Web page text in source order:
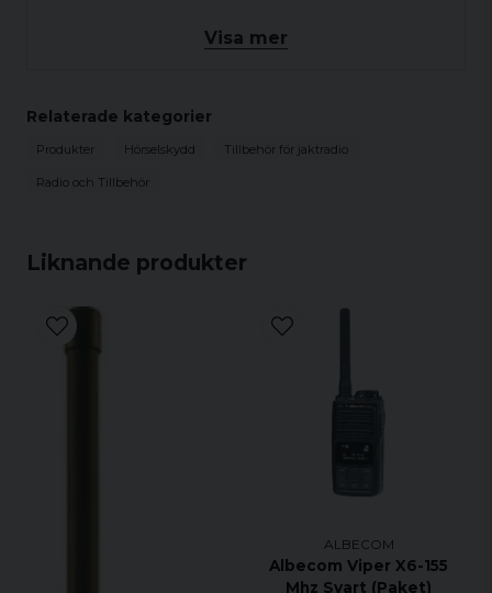
Liknande produkter
ALBECOM
Albecom Viper X6-155
Mhz Svart (Paket)
Visa mer
Relaterade kategorier
Produkter Hörselskydd Tillbehör för jaktradio
Radio och Tillbehör